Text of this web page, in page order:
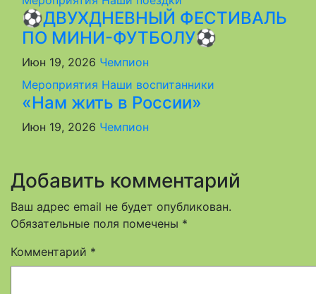
⚽ДВУХДНЕВНЫЙ ФЕСТИВАЛЬ
ПО МИНИ-ФУТБОЛУ⚽
Июн 19, 2026 Чемпион
Мероприятия Наши воспитанники
«Нам жить в России»
Июн 19, 2026 Чемпион
Добавить комментарий
Ваш адрес email не будет опубликован.
Обязательные поля помечены *
Комментарий *